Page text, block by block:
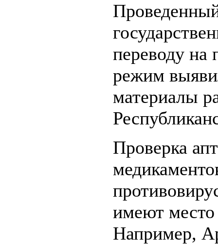
переводу на
режим
материалы
Проверка
имеют
Например,